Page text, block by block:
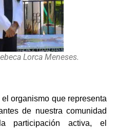
Lorca Meneses.
organismo que representa
de nuestra comunidad
participación activa, el